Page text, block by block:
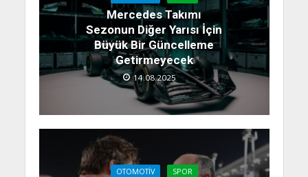
Mercedes Takımı
Sezonun Diğer Yarısı İçin
Büyük Bir Güncelleme
Getirmeyecek
14.08.2025
OTOMOTIV SPOR